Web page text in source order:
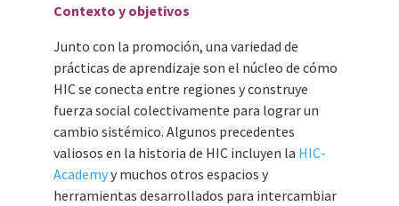
Contexto y objetivos
Junto con la promoción, una variedad de
prácticas de aprendizaje son el núcleo de cómo
HIC se conecta entre regiones y construye
fuerza social colectivamente para lograr un
cambio sistémico. Algunos precedentes
valiosos en la historia de HIC incluyen la HIC-
Academyy muchos otros espacios y
herramientas desarrollados para intercambiar